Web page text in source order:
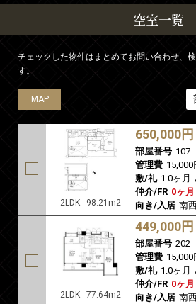
空室一覧
チェックした物件はまとめてお問い合わせ、
す。
MAP
2LDK - 98.21m2
650,000円
部屋番号 107
管理費 15,000
敷/礼 1.0ヶ月
仲介/FR 0ヶ月
向き/入居 南
MAP
2LDK - 77.64m2
449,000円
部屋番号 202
管理費 15,000
敷/礼 1.0ヶ月
仲介/FR 0ヶ月
向き/入居 南
MAP
MAP
MAP
MAP
MAP
MAP
MAP
MAP
MAP
MAP
MAP
MAP
MAP
MAP
MAP